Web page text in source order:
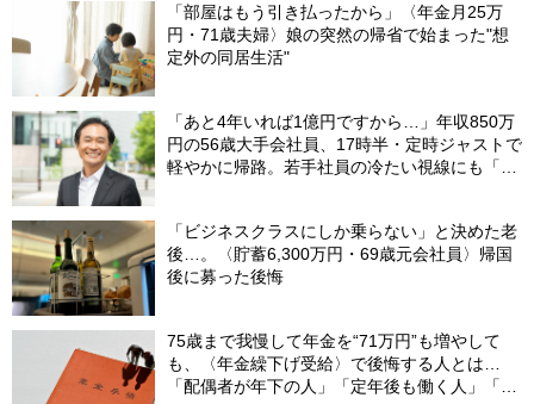
「部屋はもう引き払ったから」〈年金月25万
円・71歳夫婦〉娘の突然の帰省で始まった"想
定外の同居生活"
「あと4年いれば1億円ですから…」年収850万
円の56歳大手会社員、17時半・定時ジャストで
軽やかに帰路。若手社員の冷たい視線にも「だ
「ビジネスクラスにしか乗らない」と決めた老
後…。〈貯蓄6,300万円・69歳元会社員〉帰国
後に募った後悔
75歳まで我慢して年金を“71万円”も増やして
も、〈年金繰下げ受給〉で後悔する人とは…
「配偶者が年下の人」「定年後も働く人」「特